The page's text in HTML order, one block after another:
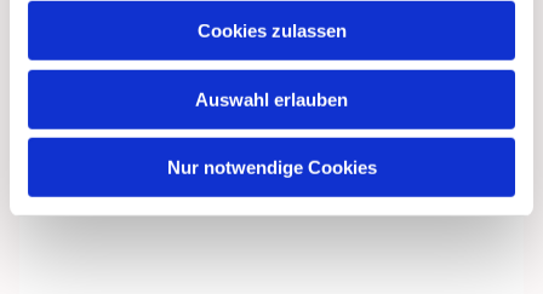
Cookies zulassen
Auswahl erlauben
Nur notwendige Cookies